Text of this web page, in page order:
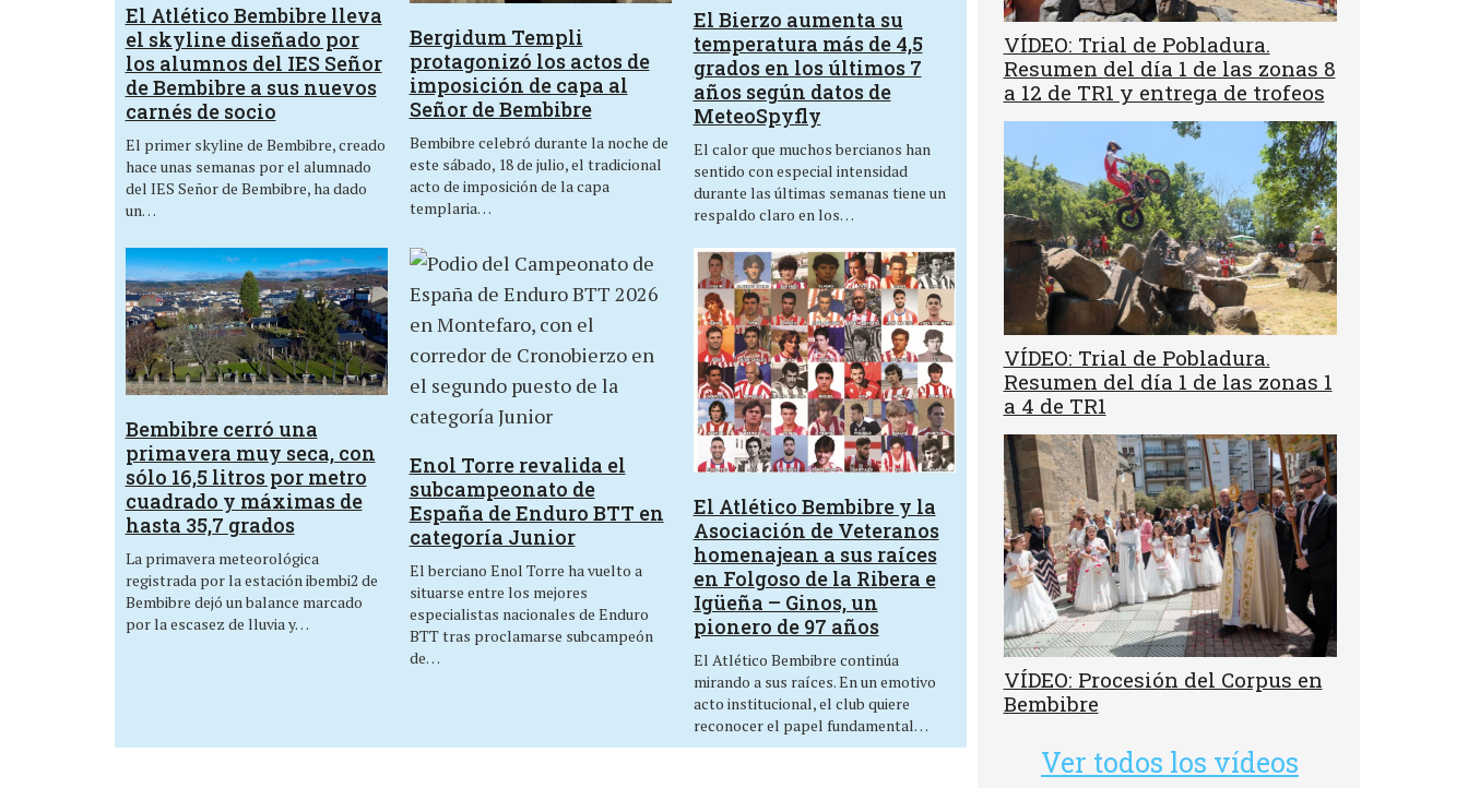
El Atlético Bembibre lleva
el skyline diseñado por
los alumnos del IES Señor
de Bembibre a sus nuevos
carnés de socio
El primer skyline de Bembibre, creado
hace unas semanas por el alumnado
del IES Señor de Bembibre, ha dado
un…
Bergidum Templi
protagonizó los actos de
imposición de capa al
Señor de Bembibre
Bembibre celebró durante la noche de
este sábado, 18 de julio, el tradicional
acto de imposición de la capa
templaria…
El Bierzo aumenta su
temperatura más de 4,5
grados en los últimos 7
años según datos de
MeteoSpyfly
El calor que muchos bercianos han
sentido con especial intensidad
durante las últimas semanas tiene un
respaldo claro en los…
Bembibre cerró una
primavera muy seca, con
sólo 16,5 litros por metro
cuadrado y máximas de
hasta 35,7 grados
La primavera meteorológica
registrada por la estación ibembi2 de
Bembibre dejó un balance marcado
por la escasez de lluvia y…
Enol Torre revalida el
subcampeonato de
España de Enduro BTT en
categoría Junior
El berciano Enol Torre ha vuelto a
situarse entre los mejores
especialistas nacionales de Enduro
BTT tras proclamarse subcampeón
de…
El Atlético Bembibre y la
Asociación de Veteranos
homenajean a sus raíces
en Folgoso de la Ribera e
Igüeña – Ginos, un
pionero de 97 años
El Atlético Bembibre continúa
mirando a sus raíces. En un emotivo
acto institucional, el club quiere
reconocer el papel fundamental…
VÍDEO: Trial de Pobladura.
Resumen del día 1 de las zonas 8
a 12 de TR1 y entrega de trofeos
VÍDEO: Trial de Pobladura.
Resumen del día 1 de las zonas 1
a 4 de TR1
VÍDEO: Procesión del Corpus en
Bembibre
Ver todos los vídeos